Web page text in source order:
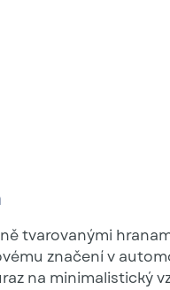
tvarovanými
značení v
na minimalistický